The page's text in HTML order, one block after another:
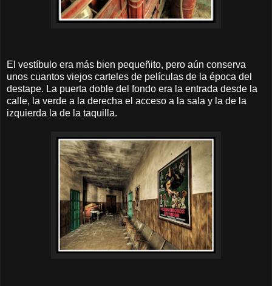
El vestíbulo era más bien pequeñito, pero aún conserva
unos cuantos viejos carteles de películas de la época del
destape. La puerta doble del fondo era la entrada desde la
calle, la verde a la derecha el acceso a la sala y la de la
izquierda la de la taquilla.